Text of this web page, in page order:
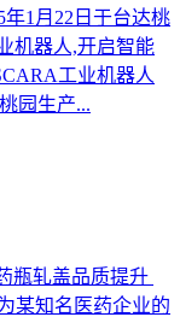
1月22日于台达桃
机器人,开启智能
工业机器人
园生产...
瓶轧盖品质提升
某知名医药企业的